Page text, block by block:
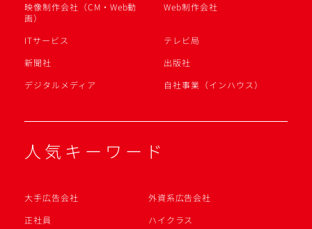
映像制作会社（CM・Web動
画）
Web制作会社
ITサービス
テレビ局
新聞社
出版社
デジタルメディア
自社事業（インハウス）
人気キーワード
大手広告会社
外資系広告会社
正社員
ハイクラス